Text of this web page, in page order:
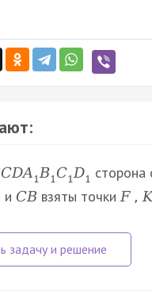
CDA 1B1C1D1 сторона
и CBвзяты точкиF ,